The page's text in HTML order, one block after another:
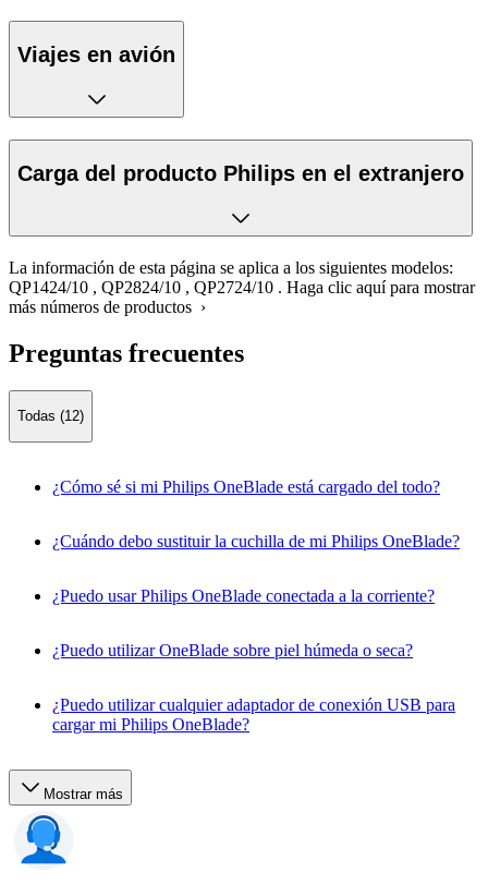
Viajes en avión
Carga del producto Philips en el extranjero
La información de esta página se aplica a los siguientes modelos:
QP1424/10 , QP2824/10 , QP2724/10 . Haga clic aquí para mostrar
más números de productos ›
Preguntas frecuentes
Todas (12)
¿Cómo sé si mi Philips OneBlade está cargado del todo?
¿Cuándo debo sustituir la cuchilla de mi Philips OneBlade?
¿Puedo usar Philips OneBlade conectada a la corriente?
¿Puedo utilizar OneBlade sobre piel húmeda o seca?
¿Puedo utilizar cualquier adaptador de conexión USB para
cargar mi Philips OneBlade?
Mostrar más